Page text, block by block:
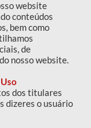
reservados
website
conteúdos
bem como
de
nosso website.
dos titulares
dizeres o usuário